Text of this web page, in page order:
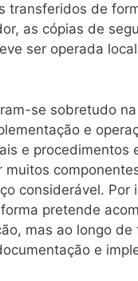
transferidos de
as cópias de
ser operada
se sobretudo
e
e procedimentos
considerável. Por
pretende
mas ao longo
e